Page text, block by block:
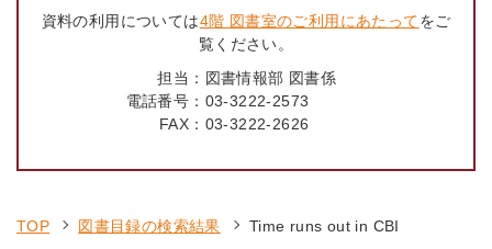
資料の利用については4階 図書室のご利用にあたってをご
覧ください。
担当： 図書情報部 図書係
電話番号： 03-3222-2573
FAX： 03-3222-2626
TOP 図書目録の検索結果 Time runs out in CBI